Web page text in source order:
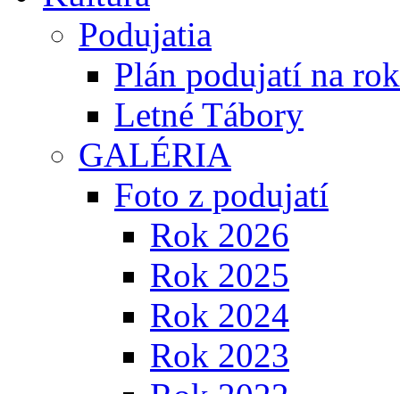
Podujatia
Plán podujatí na
Letné Tábory
GALÉRIA
Foto z podujatí
Rok 2026
Rok 2025
Rok 2024
Rok 2023